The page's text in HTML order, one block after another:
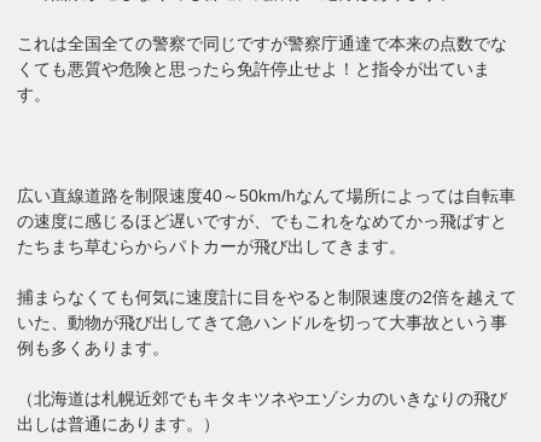
これは全国全ての警察で同じですが警察庁通達で本来の点数でな
くても悪質や危険と思ったら免許停止せよ！と指令が出ていま
す。
広い直線道路を制限速度40～50km/hなんて場所によっては自転車
の速度に感じるほど遅いですが、でもこれをなめてかっ飛ばすと
たちまち草むらからパトカーが飛び出してきます。
捕まらなくても何気に速度計に目をやると制限速度の2倍を越えて
いた、動物が飛び出してきて急ハンドルを切って大事故という事
例も多くあります。
（北海道は札幌近郊でもキタキツネやエゾシカのいきなりの飛び
出しは普通にあります。）